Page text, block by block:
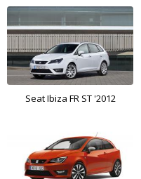
Seat Ibiza FR ST '2012